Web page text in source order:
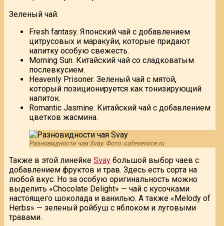
Зеленый чай:
Fresh fantasy. Японский чай с добавлением
цитрусовых и маракуйи, которые придают
напитку особую свежесть.
Morning Sun. Китайский чай со сладковатым
послевкусием.
Heavenly Prisoner. Зеленый чай с мятой,
который позиционируется как тонизирующий
напиток.
Romantic Jasmine. Китайский чай с добавлением
цветков жасмина.
Разновидности чая Svay. Фото: cafeservice.ru
Также в этой линейке Svay большой выбор чаев с
добавлением фруктов и трав. Здесь есть сорта на
любой вкус. Но за особую оригинальность можно
выделить «Chocolate Delight» — чай с кусочками
настоящего шоколада и ванилью. А также «Melody of
Herbs» — зеленый ройбуш с яблоком и луговыми
травами.